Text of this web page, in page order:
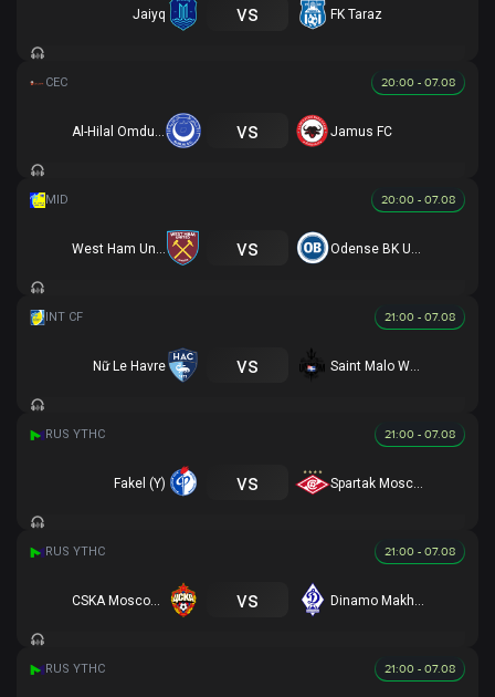
Jaiyq vs FK Taraz
20:00 - 07.08
vs Jamus FC
20:00 - 07.08
vs
21:00 - 07.08
Nữ Le Havre vs Saint Malo Women
21:00 - 07.08
Fakel (Y) vs Spartak Moscow (Y)
21:00 - 07.08
CSKA Moscow (Y) vs
21:00 - 07.08